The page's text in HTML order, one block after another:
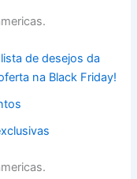
de desejos da
na Black Friday!